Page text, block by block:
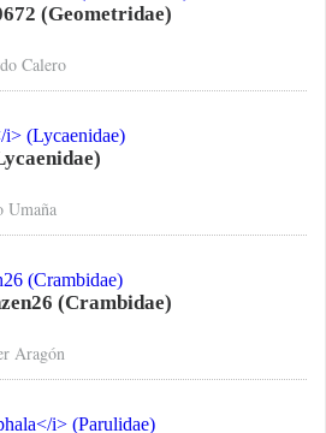
(Geometridae)
Calero
(Crambidae)
Aragón